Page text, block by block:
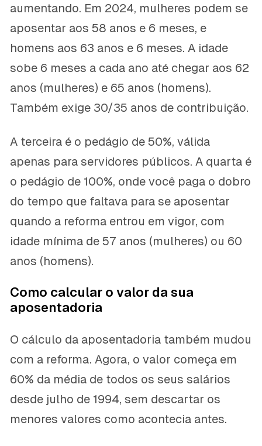
aumentando. Em 2024, mulheres podem se
aposentar aos 58 anos e 6 meses, e
homens aos 63 anos e 6 meses. A idade
sobe 6 meses a cada ano até chegar aos 62
anos (mulheres) e 65 anos (homens).
Também exige 30/35 anos de contribuição.
A terceira é o pedágio de 50%, válida
apenas para servidores públicos. A quarta é
o pedágio de 100%, onde você paga o dobro
do tempo que faltava para se aposentar
quando a reforma entrou em vigor, com
idade mínima de 57 anos (mulheres) ou 60
anos (homens).
Como calcular o valor da sua
aposentadoria
O cálculo da aposentadoria também mudou
com a reforma. Agora, o valor começa em
60% da média de todos os seus salários
desde julho de 1994, sem descartar os
menores valores como acontecia antes.